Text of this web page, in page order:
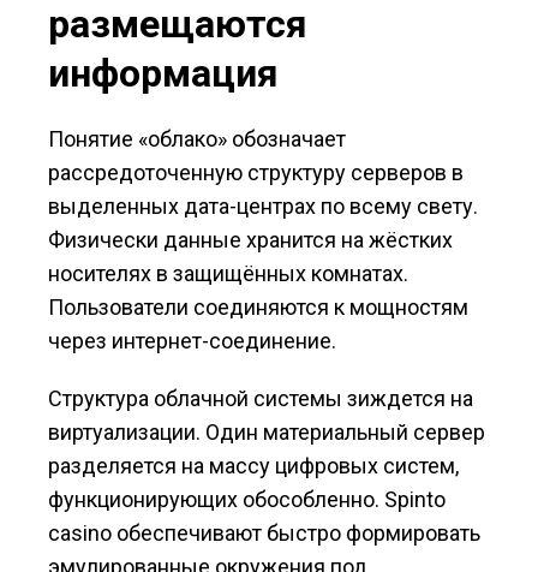
размещаются
информация
Понятие «облако» обозначает
рассредоточенную структуру серверов в
выделенных дата-центрах по всему свету.
Физически данные хранится на жёстких
носителях в защищённых комнатах.
Пользователи соединяются к мощностям
через интернет-соединение.
Структура облачной системы зиждется на
виртуализации. Один материальный сервер
разделяется на массу цифровых систем,
функционирующих обособленно. Spinto
casino обеспечивают быстро формировать
эмулированные окружения под